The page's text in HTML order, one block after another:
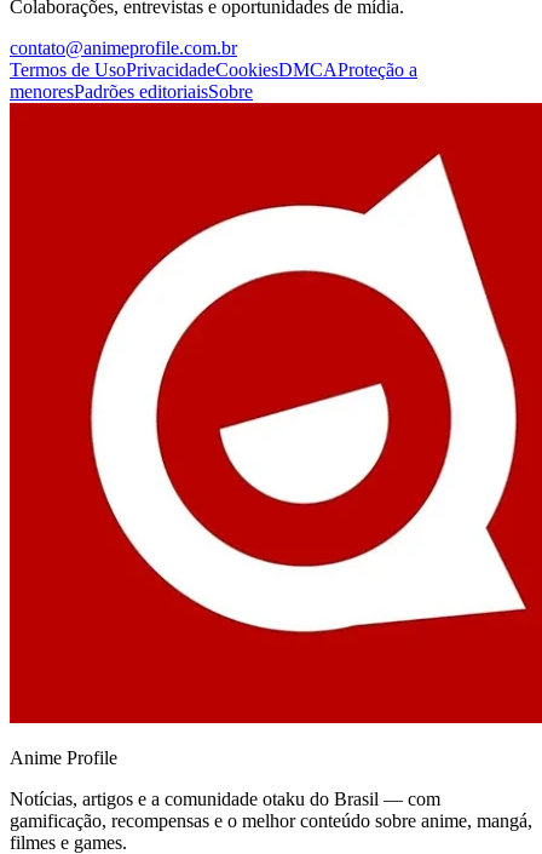
Colaborações, entrevistas e oportunidades de mídia.
contato@animeprofile.com.br
Termos de UsoPrivacidadeCookiesDMCAProteção a
menoresPadrões editoriaisSobre
Anime Profile
Notícias, artigos e a comunidade otaku do Brasil — com
gamificação, recompensas e o melhor conteúdo sobre anime, mangá,
filmes e games.